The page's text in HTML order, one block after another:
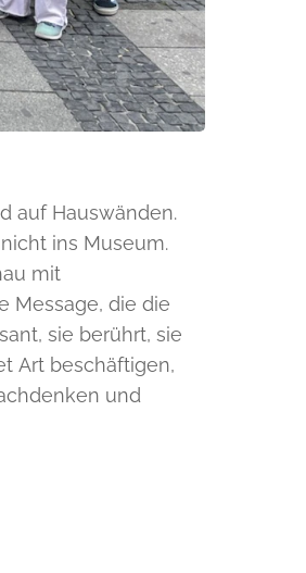
auf Hauswänden.
ins Museum.
mit
Message, die die
sie berührt, sie
Art beschäftigen,
und